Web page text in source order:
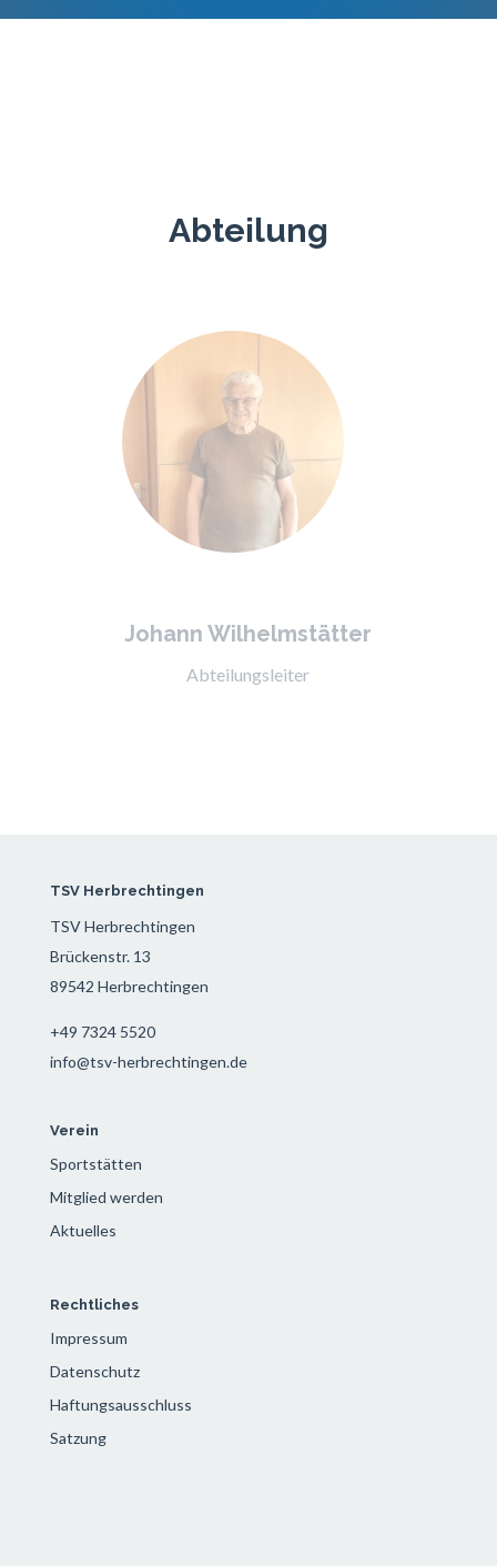
Abteilung
Johann Wilhelmstätter
Abteilungsleiter
TSV Herbrechtingen
TSV Herbrechtingen
Brückenstr. 13
89542 Herbrechtingen
+49 7324 5520
info@tsv-herbrechtingen.de
Verein
Sportstätten
Mitglied werden
Aktuelles
Rechtliches
Impressum
Datenschutz
Haftungsausschluss
Satzung